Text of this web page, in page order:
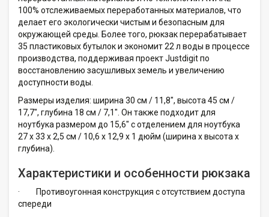
100% отслеживаемых переработанных материалов, что
делает его экологически чистым и безопасным для
окружающей среды. Более того, рюкзак перерабатывает
35 пластиковых бутылок и экономит 22 л воды в процессе
производства, поддерживая проект Justdigit по
восстановлению засушливых земель и увеличению
доступности воды.
Размеры изделия: ширина 30 см / 11,8", высота 45 см /
17,7", глубина 18 см / 7,1". Он также подходит для
ноутбука размером до 15,6" с отделением для ноутбука
27 x 33 x 2,5 см / 10,6 x 12,9 x 1 дюйм (ширина x высота x
глубина).
Характеристики и особенности рюкзака
·
Противоугонная конструкция с отсутствием доступа
спереди